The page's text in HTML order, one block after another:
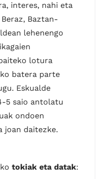
interes, nahi eta
Baztan-
lehenengo
lotura
batera parte
Eskualde
5 saio antolatu
ondoen
joan daitezke.
tokiak eta datak: